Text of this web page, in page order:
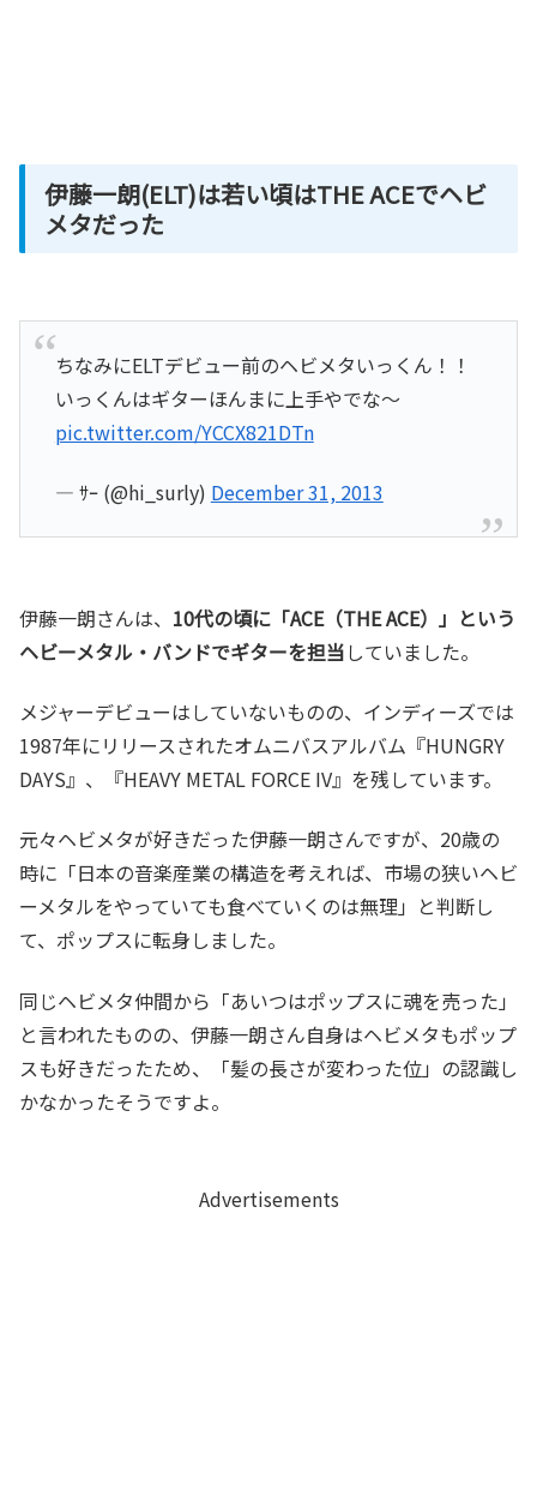
伊藤一朗(ELT)は若い頃はTHE ACEでヘビ
メタだった
ちなみにELTデビュー前のヘビメタいっくん！！
いっくんはギターほんまに上手やでな〜
pic.twitter.com/YCCX821DTn
— ｻｰ (@hi_surly) December 31, 2013
伊藤一朗さんは、 10代の頃に「ACE（THE ACE）」という
ヘビーメタル・バンドでギターを担当していました。
メジャーデビューはしていないものの、インディーズでは
1987年にリリースされたオムニバスアルバム『HUNGRY
DAYS』、『HEAVY METAL FORCE IV』を残しています。
元々ヘビメタが好きだった伊藤一朗さんですが、20歳の
時に「日本の音楽産業の構造を考えれば、市場の狭いヘビ
ーメタルをやっていても食べていくのは無理」と判断し
て、ポップスに転身しました。
同じヘビメタ仲間から「あいつはポップスに魂を売った」
と言われたものの、伊藤一朗さん自身はヘビメタもポップ
スも好きだったため、「髪の長さが変わった位」の認識し
かなかったそうですよ。
Advertisements